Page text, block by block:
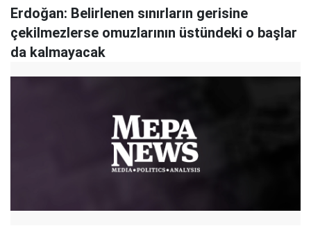
Erdoğan: Belirlenen sınırların gerisine
çekilmezlerse omuzlarının üstündeki o başlar
da kalmayacak